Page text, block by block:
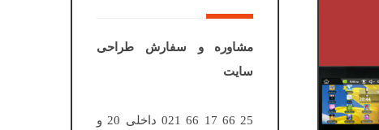
مشاوره و سفارش طراحی
سایت
25 66 17 66 021 داخلی 20 و